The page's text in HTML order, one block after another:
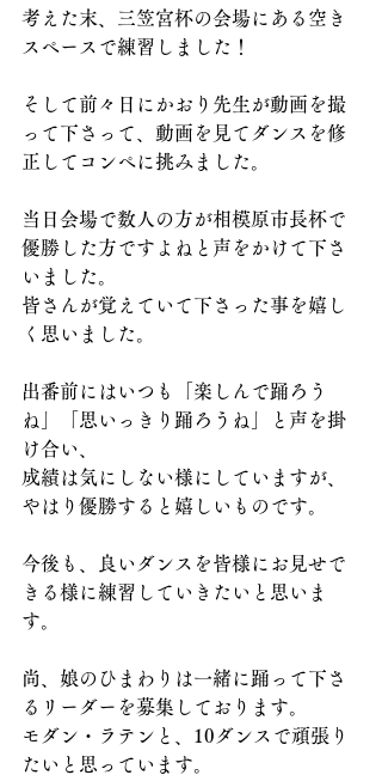
考えた末、三笠宮杯の会場にある空き
スペースで練習しました！
そして前々日にかおり先生が動画を撮
って下さって、動画を見てダンスを修
正してコンペに挑みました。
当日会場で数人の方が相模原市長杯で
優勝した方ですよねと声をかけて下さ
いました。
皆さんが覚えていて下さった事を嬉し
く思いました。
出番前にはいつも「楽しんで踊ろう
ね」「思いっきり踊ろうね」と声を掛
け合い、
成績は気にしない様にしていますが、
やはり優勝すると嬉しいものです。
今後も、良いダンスを皆様にお見せで
きる様に練習していきたいと思いま
す。
尚、娘のひまわりは一緒に踊って下さ
るリーダーを募集しております。
モダン・ラテンと、10ダンスで頑張り
たいと思っています。